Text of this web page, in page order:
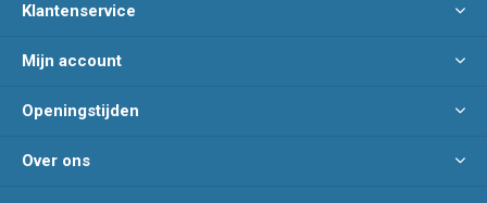
Klantenservice
Mijn account
Openingstijden
Over ons